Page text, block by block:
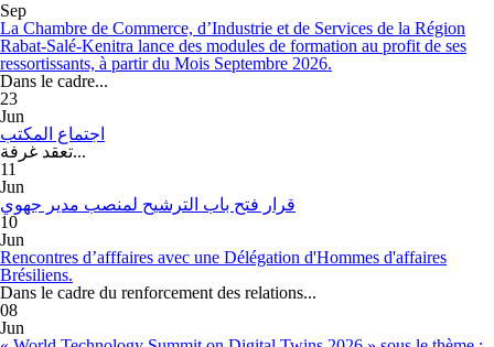
Sep
La Chambre de Commerce, d’Industrie et de Services de la Région
Rabat-Salé-Kenitra lance des modules de formation au profit de ses
ressortissants, à partir du Mois Septembre 2026.
Dans le cadre...
23
Jun
اجتماع المكتب
تعقد غرفة...
11
Jun
قرار فتح باب الترشيح لمنصب مدير جهوي
10
Jun
Rencontres d’afffaires avec une Délégation d'Hommes d'affaires
Brésiliens.
Dans le cadre du renforcement des relations...
08
Jun